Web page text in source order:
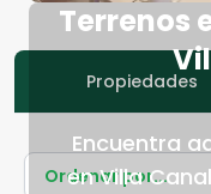
Terrenos
Encuentra
en Villa
Propiedades
Ordenar por...